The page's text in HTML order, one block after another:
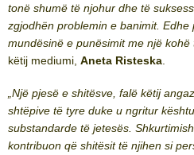
tonë shumë të njohur dhe të
zgjodhën problemin e banimit. Edhe
mundësinë e punësimit me një kohë
këtij mediumi, Aneta Risteska
Një pjesë e shitësve, falë këtij
shtëpive të tyre duke u ngritur
substandarde të jetesës.
kontribuon që shitësit të njihen si